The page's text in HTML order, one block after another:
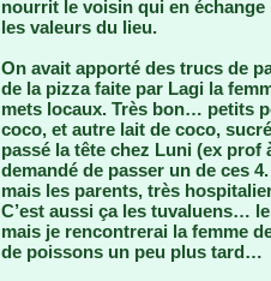
nourrit le voisin qui en échange
les valeurs du lieu.
On avait apporté des trucs de
de la pizza faite par Lagi la
mets locaux. Très bon… petits
coco, et autre lait de coco,
passé la tête chez Luni (ex prof
demandé de passer un de ces
mais les parents, très
C’est aussi ça les tuvaluens…
mais je rencontrerai la femme
de poissons un peu plus tard…